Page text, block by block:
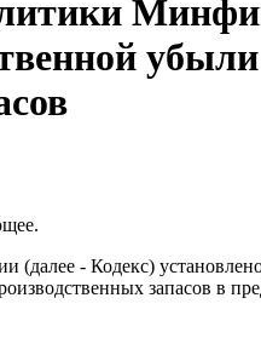
(далее - Кодекс)
запасов в